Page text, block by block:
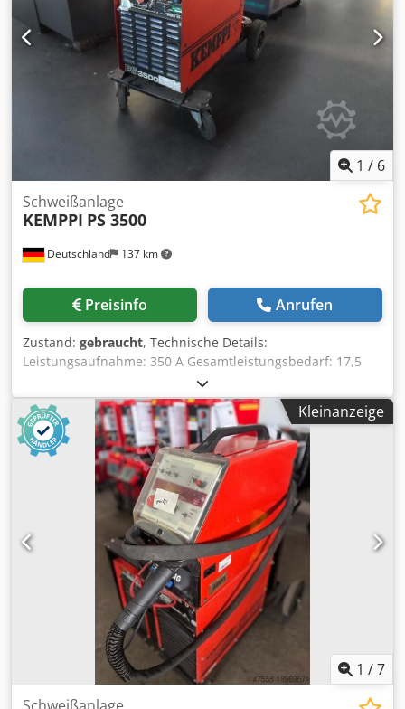
1 / 6
Deutschland 137 km
Schweißanlage
KEMPPI PS 3500
Preisinfo Anrufen
Zustand: gebraucht, Technische Details:
Leistungsaufnahme: 350 A Gesamtleistungsbedarf: 17,5
kVA Maschinengewicht ca.: 58 kg Abmessungen Maschine:
0,6 x 0,35 x 0,5 m Dkedpfxsu Nwdkj Anzjr
Schweißgleichrichter/Inverter mit Transportwagen MIG/
MAG:40A / 14V bis 350A / 31,5 V WIG: 10A / 10V bis 350 A E-
Schweißen: 15A / 20,5V bis 350A / 34V Spannung U1: 380 -
415V Kühlungsart: F (wassergekühlt) Schutzart: IP 23 ohne
Schlauchpaket *
Kleinanzeige
1 /7